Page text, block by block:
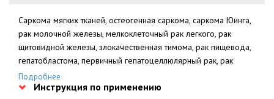
Саркома мягких тканей, остеогенная саркома, саркома Юинга,
рак молочной железы, мелкоклеточный рак легкого, рак
щитовидной железы, злокачественная тимома, рак пищевода,
гепатобластома, первичный гепатоцеллюлярный рак, рак
желудка, рак поджелудочной железы, карциноид, рак
мочевого пузыря (лечение и профилактика рецидивов после
Подробнее
Инструкция по применению